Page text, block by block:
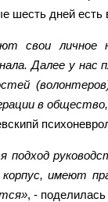
шесть дней есть
свои
Далее у
в
подход
корпус, имеют
, -